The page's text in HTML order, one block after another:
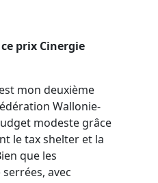
prix Cinergie
est mon deuxième
Wallonie-
modeste grâce
le tax shelter et la
que les
avec